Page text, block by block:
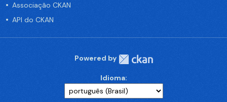
Associação CKAN
API do CKAN
Powered by
Idioma